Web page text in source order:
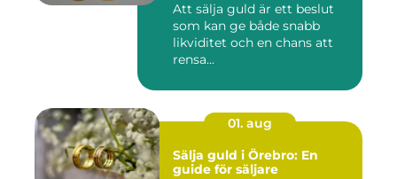
Att sälja guld är ett beslut
som kan ge både snabb
likviditet och en chans att
rensa...
01. aug
Sälja guld i Örebro: En
guide för säljare